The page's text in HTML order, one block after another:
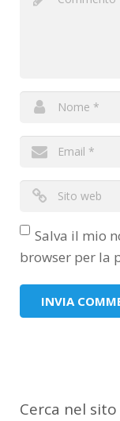
Salva il mio
browser per la
Cerca nel sito